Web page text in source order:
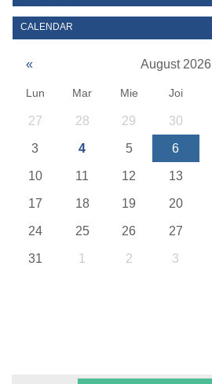
CALENDAR
« August 2026
Lun Mar Mie Joi
27 28 29 30
3 4 5 6
10 11 12 13
17 18 19 20
24 25 26 27
31 1 2 3